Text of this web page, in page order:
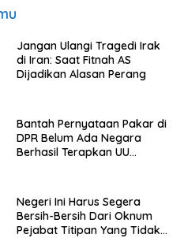
Jangan Ulangi Tragedi Irak
di Iran: Saat Fitnah AS
Dijadikan Alasan Perang
Bantah Pernyataan Pakar di
DPR Belum Ada Negara
Berhasil Terapkan UU
Baca
Negeri Ini Harus Segera
Bersih-Bersih Dari Oknum
Pejabat Titipan Yang Tidak